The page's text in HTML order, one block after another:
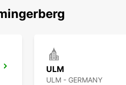
ULM
ULM - GERMANY